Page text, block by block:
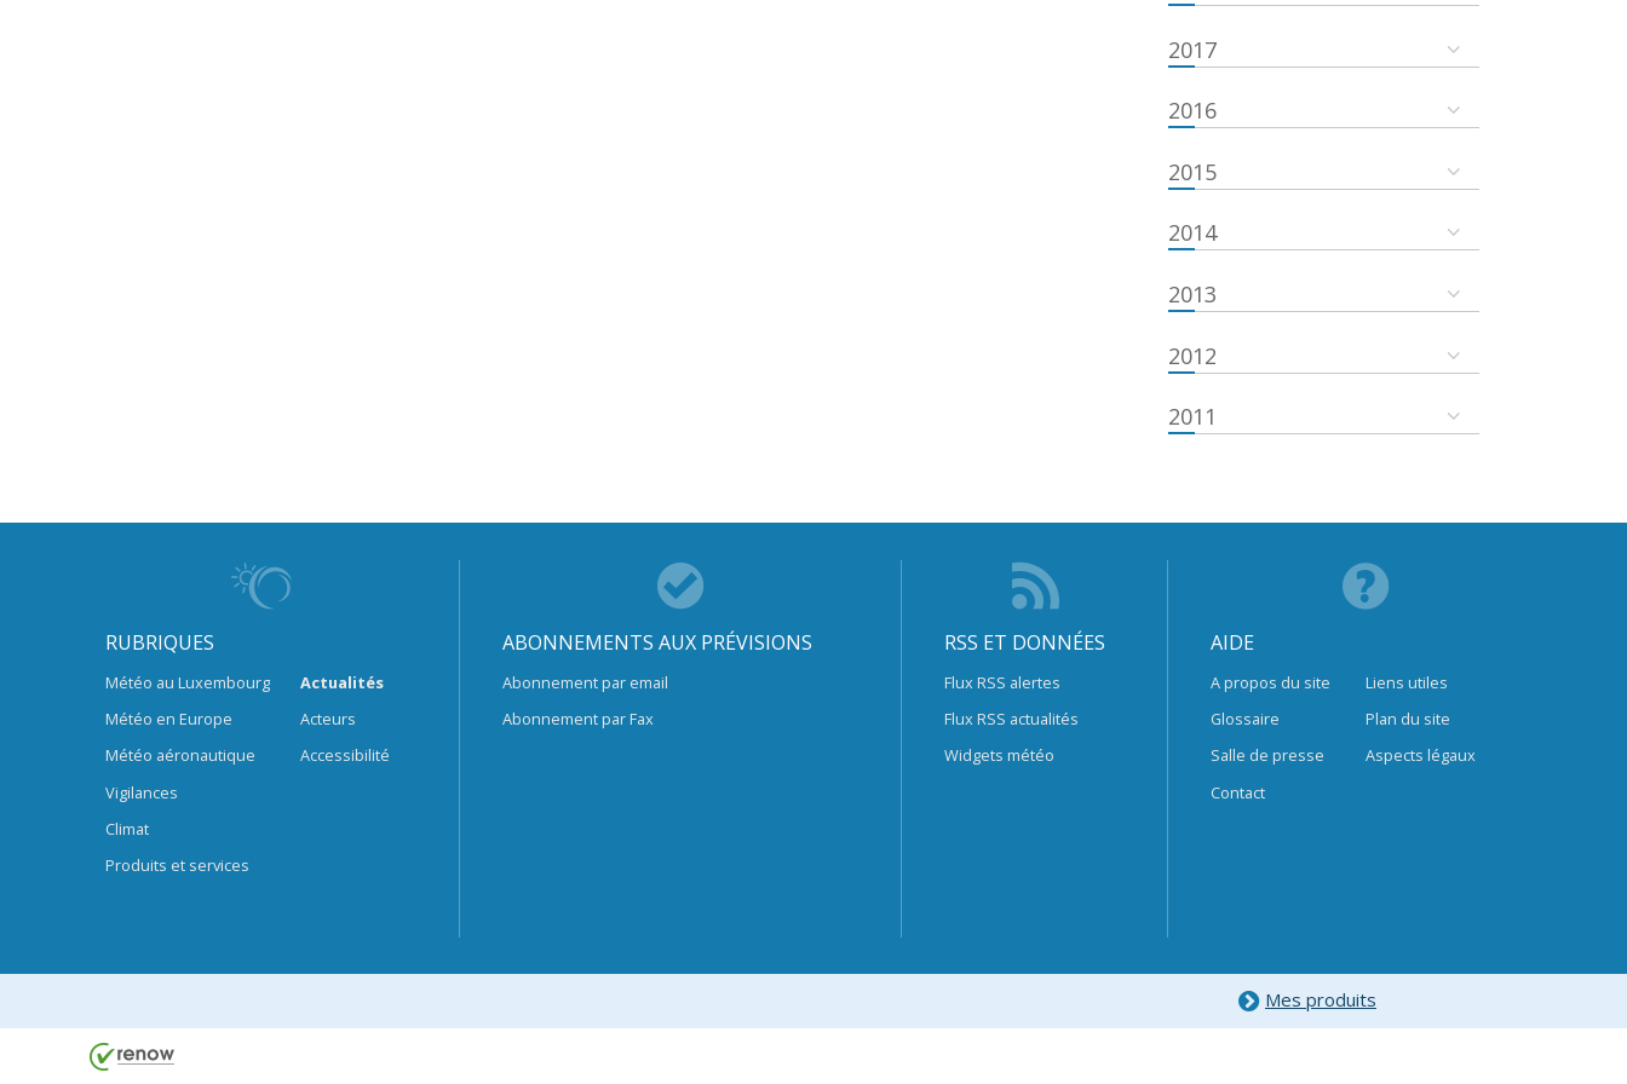
2017
2016
2015
2014
2013
2012
2011
RUBRIQUES
Météo au Luxembourg
Météo en Europe
Météo aéronautique
Vigilances
Climat
Produits et services
Actualités
Acteurs
Accessibilité
ABONNEMENTS AUX PRÉVISIONS
Abonnement par email
Abonnement par Fax
RSS ET DONNÉES
Flux RSS alertes
Flux RSS actualités
Widgets météo
AIDE
A propos du site
Glossaire
Salle de presse
Contact
Liens utiles
Plan du site
Aspects légaux
Mes produits